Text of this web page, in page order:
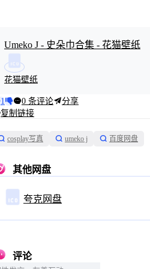
Umeko J - 史朵巾合集 - 花猫壁纸
花猫壁纸
1 0 条评论
分享
复制链接
cosplay写真 umeko j 百度网盘
其他网盘
夸克网盘
评论